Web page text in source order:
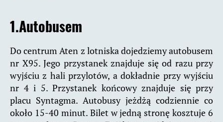
1.Autobusem
Do centrum Aten z lotniska dojedziemy autobusem
nr X95. Jego przystanek znajduje się od razu przy
wyjściu z hali przylotów, a dokładnie przy wyjściu
nr 4 i 5. Przystanek końcowy znajduje się przy
placu Syntagma. Autobusy jeżdżą codziennie co
około 15-40 minut. Bilet w jedną stronę kosztuje 6